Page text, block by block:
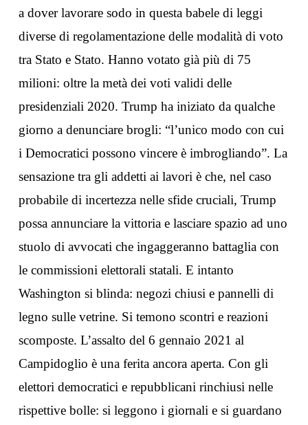
a dover lavorare sodo in questa babele di leggi
diverse di regolamentazione delle modalità di voto
tra Stato e Stato. Hanno votato già più di 75
milioni: oltre la metà dei voti validi delle
presidenziali 2020. Trump ha iniziato da qualche
giorno a denunciare brogli: “l’unico modo con cui
i Democratici possono vincere è imbrogliando”. La
sensazione tra gli addetti ai lavori è che, nel caso
probabile di incertezza nelle sfide cruciali, Trump
possa annunciare la vittoria e lasciare spazio ad uno
stuolo di avvocati che ingaggeranno battaglia con
le commissioni elettorali statali. E intanto
Washington si blinda: negozi chiusi e pannelli di
legno sulle vetrine. Si temono scontri e reazioni
scomposte. L’assalto del 6 gennaio 2021 al
Campidoglio è una ferita ancora aperta. Con gli
elettori democratici e repubblicani rinchiusi nelle
rispettive bolle: si leggono i giornali e si guardano